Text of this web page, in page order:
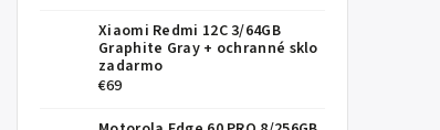
Xiaomi Redmi 12C 3/64GB
Graphite Gray + ochranné sklo
zadarmo
€69